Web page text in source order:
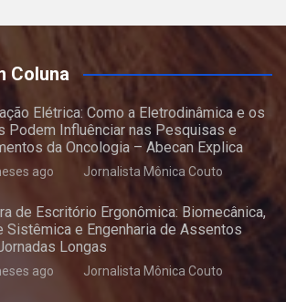
Coluna
Elétrica: Como a Eletrodinâmica e os
Podem Influênciar nas Pesquisas e
da Oncologia – Abecan Explica
ago Jornalista Mônica Couto
de Escritório Ergonômica: Biomecânica,
Sistêmica e Engenharia de Assentos
Longas
ago Jornalista Mônica Couto